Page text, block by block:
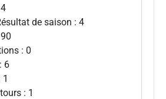
de saison : 4
: 0
6
: 1